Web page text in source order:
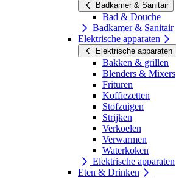
Badkamer & Sanitair
Bad & Douche
Badkamer & Sanitair
Elektrische apparaten
Elektrische apparaten
Bakken & grillen
Blenders & Mixers
Frituren
Koffiezetten
Stofzuigen
Strijken
Verkoelen
Verwarmen
Waterkoken
Elektrische apparaten
Eten & Drinken